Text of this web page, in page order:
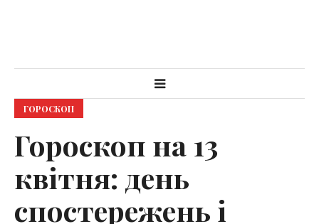
ГОРОСКОП
Гороскоп на 13
квітня: день
спостережень і